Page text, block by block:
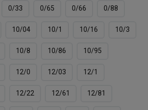
0/33 0/65 0/66 0/88
10/04 10/1 10/16 10/3
10/8 10/86 10/95
12/0 12/03 12/1
12/22 12/61 12/81